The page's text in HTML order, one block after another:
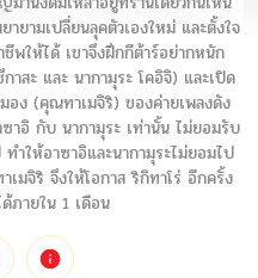
ายามเปลี่ยนลุคตัวเองใหม่ และตั้งใจ
พให้ได้ เขาจึงฝึกกีต้าร์อย่ากหนัก
สะ และ นากามุระ โคอิจิ) และเปิด
ง (คุณทาเมจิริ) ของค่ายเพลงดัง
าอิ กับ นากามุระ เท่านั้น ไม่ยอมรับ
ำให้อาซาอิและนากามุระไม่ยอมไป
มจิริ จึงให้โอกาส ริกิทาโร่ อีกครั้ง
ภายใน 1 เดือน